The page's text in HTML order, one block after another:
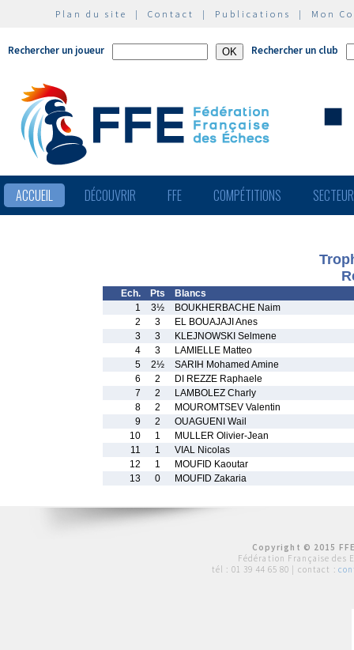
Plan du site | Contact | Publications | Mon
Rechercher un joueur Rechercher un club
ACCUEIL DÉCOUVRIR FFE COMPÉTITIONS
Ech. Pts
Blancs
1
3½
BOUKHERBACHE Naim
2
3
EL BOUAJAJI Anes
3
3
KLEJNOWSKI Selmene
4
3
LAMIELLE Matteo
5
2½
SARIH Mohamed Amine
6
2
DI REZZE Raphaele
7
2
LAMBOLEZ Charly
8
2
MOUROMTSEV Valentin
9
2
OUAGUENI Wail
10
1
MULLER Olivier-Jean
11
1
VIAL Nicolas
12
1
MOUFID Kaoutar
13
0 MOUFID Zakaria
Copyright © 2015
Fédération Française des
tél : 01 39 44 65 80 | contact :